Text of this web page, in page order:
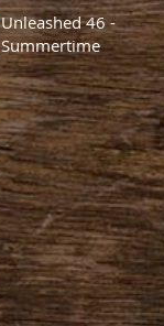
Unleashed 46 -
Summertime